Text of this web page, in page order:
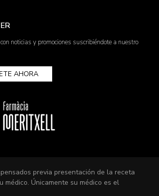
noticias y promociones suscribiéndote a nuestro
AHORA
previa presentación de la receta
Únicamente su médico es el